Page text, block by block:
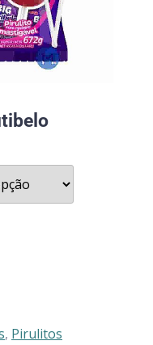
, Pirulitos